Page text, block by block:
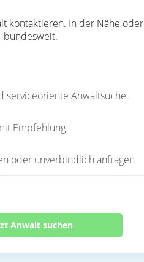
kontaktieren. In der Nähe oder
bundesweit.
serviceoriente Anwaltsuche
Empfehlung
oder unverbindlich anfragen
Anwalt suchen